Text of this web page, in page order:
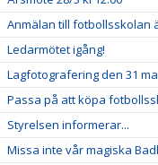
Anmälan till fotbollsskolan
Ledarmötet igång!
Lagfotografering den 31
Passa på att köpa
Styrelsen informerar...
Missa inte vår magiska